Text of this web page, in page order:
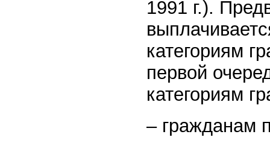
1991 г.).
категориям
первой
категориям
– гражданам